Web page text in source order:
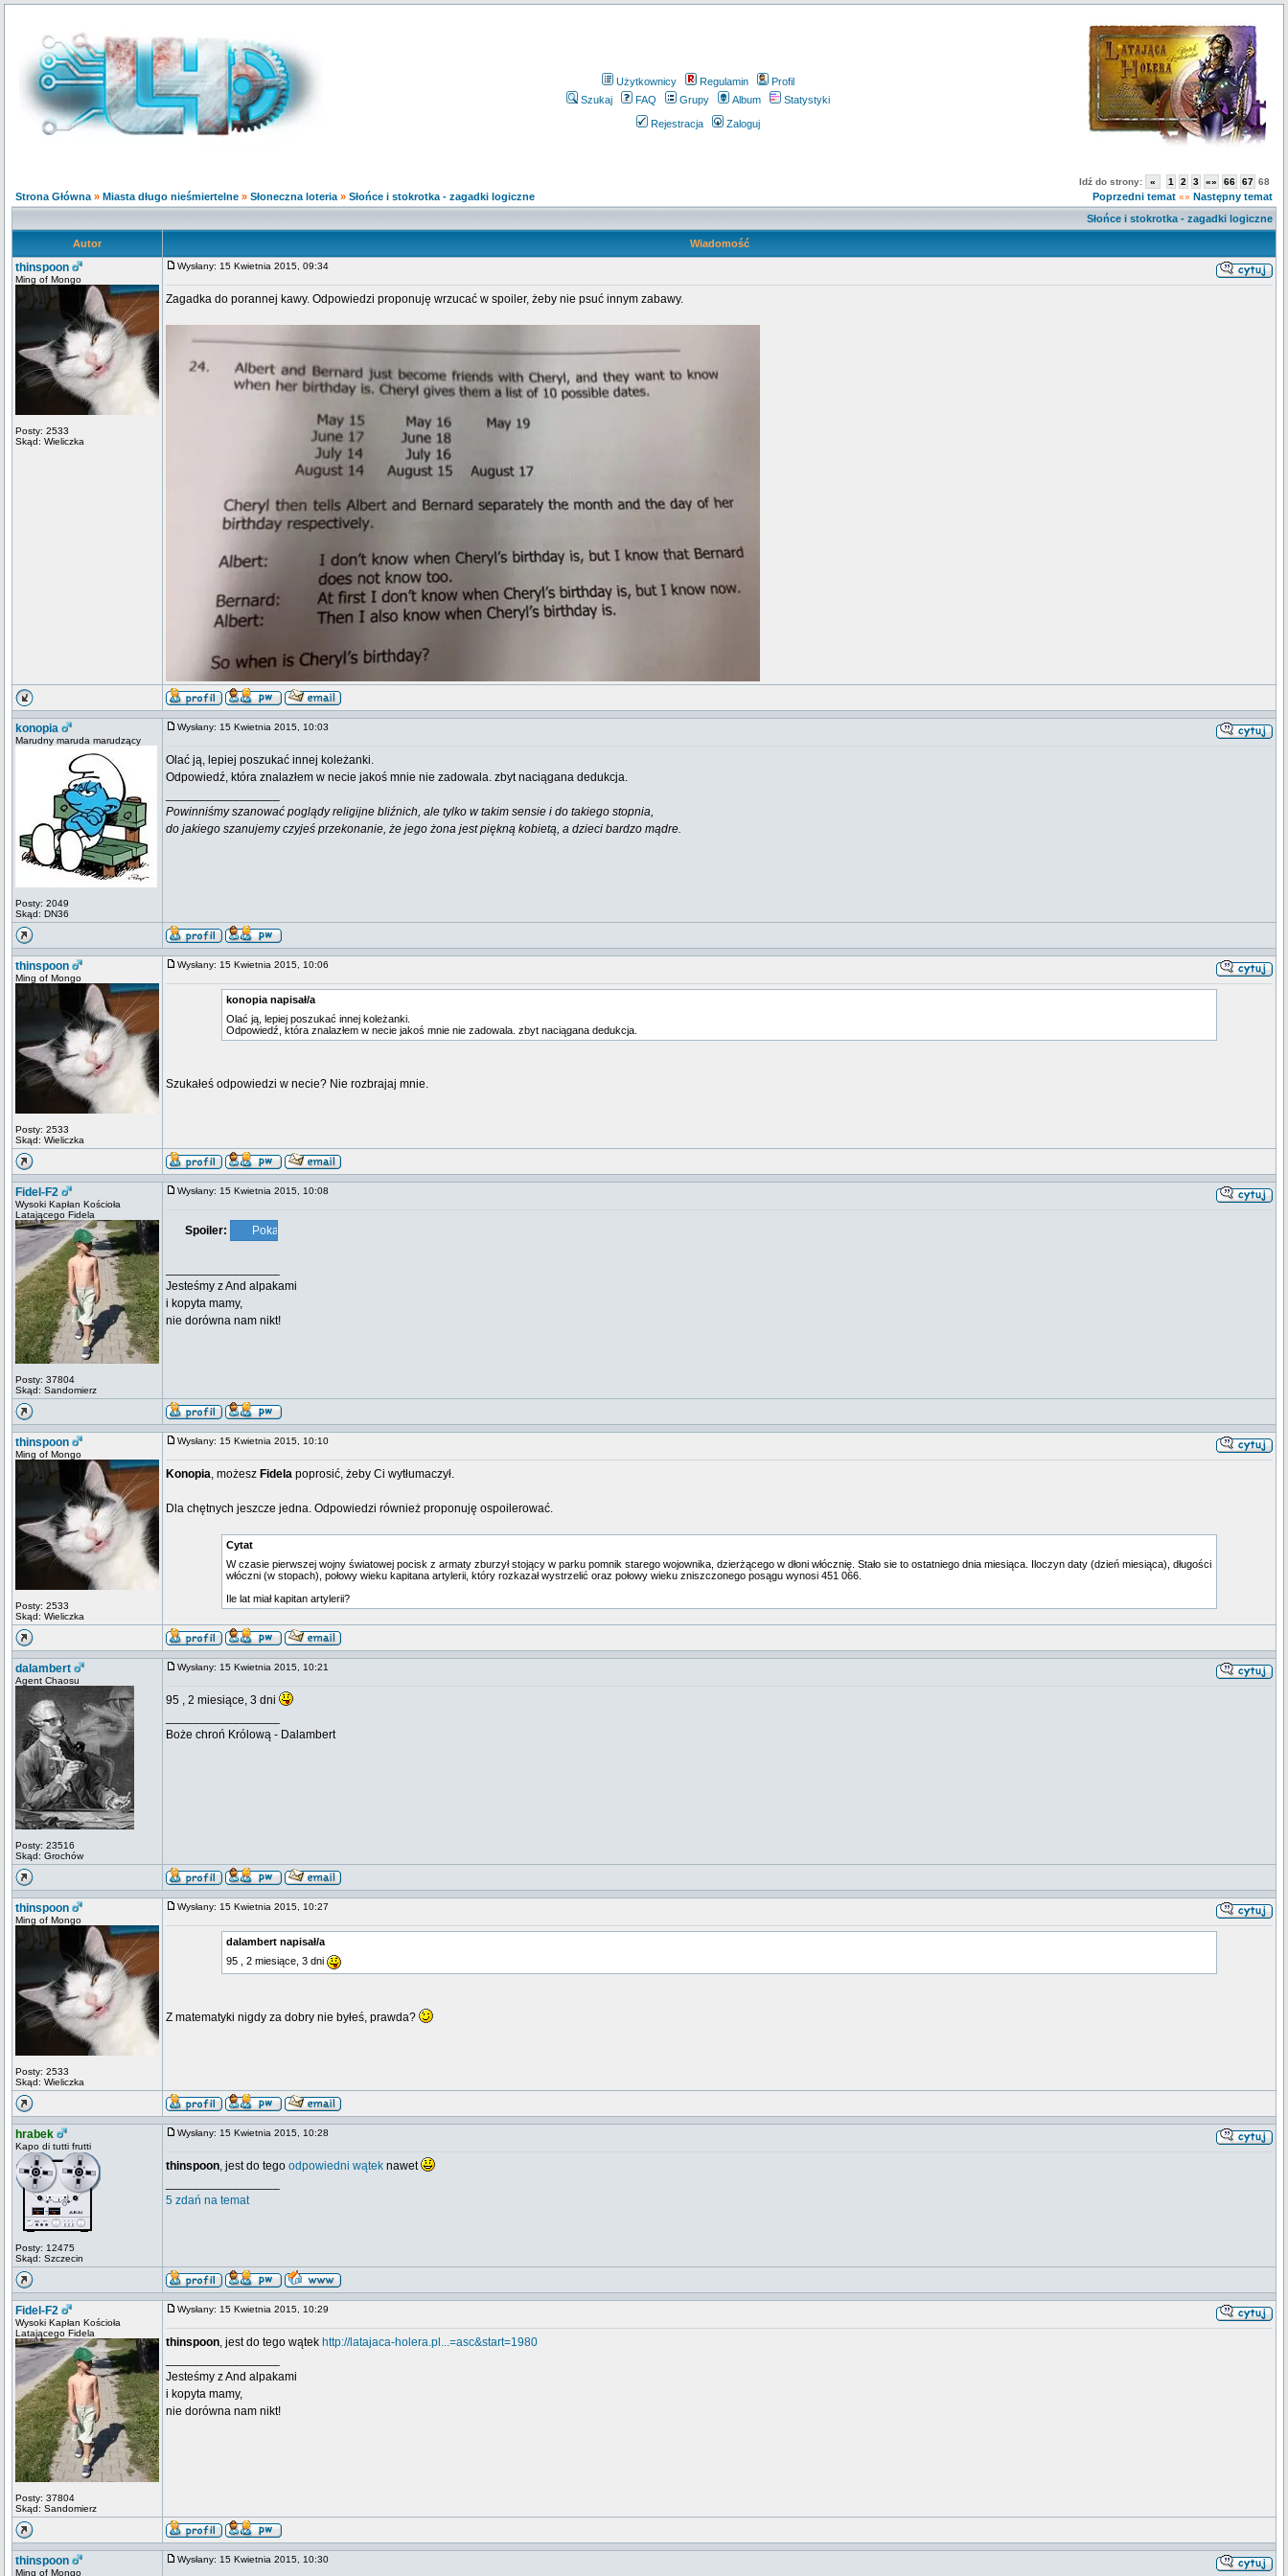
Użytkownicy Regulamin
Profil
Szukaj
FAQ Grupy Album Statystyki
Rejestracja Zaloguj
Strona Główna » Miasta długo nieśmiertelne » Słoneczna loteria » Słońce i stokrotka - zagadki logiczne
Idź do strony: « 1 2 3 «» 66 67 68
Poprzedni temat «» Następny temat
Słońce i stokrotka - zagadki logiczne
Autor Wiadomość
thinspoon
Ming of Mongo
Posty: 2533
Skąd: Wieliczka
Wysłany: 15 Kwietnia 2015, 09:34
Zagadka do porannej kawy. Odpowiedzi proponuję wrzucać w spoiler, żeby nie psuć innym zabawy.
konopia
Marudny maruda marudzący
Posty: 2049
Skąd: DN36
Wysłany: 15 Kwietnia 2015, 10:03
Olać ją, lepiej poszukać innej koleżanki.
Odpowiedź, która znalazłem w necie jakoś mnie nie zadowala. zbyt naciągana dedukcja.
Powinniśmy szanować poglądy religijne bliźnich, ale tylko w takim sensie i do takiego stopnia,
do jakiego szanujemy czyjeś przekonanie, że jego żona jest piękną kobietą, a dzieci bardzo mądre.
thinspoon
Ming of Mongo
Posty: 2533
Skąd: Wieliczka
Wysłany: 15 Kwietnia 2015, 10:06
konopia napisał/a
Olać ją, lepiej poszukać innej koleżanki.
Odpowiedź, która znalazłem w necie jakoś mnie nie zadowala. zbyt naciągana dedukcja.
Szukałeś odpowiedzi w necie? Nie rozbrajaj mnie.
Fidel-F2
Wysoki Kapłan Kościoła
Latającego Fidela
Posty: 37804
Skąd: Sandomierz
Wysłany: 15 Kwietnia 2015, 10:08
Spoiler:
Jesteśmy z And alpakami
i kopyta mamy,
nie dorówna nam nikt!
thinspoon
Ming of Mongo
Posty: 2533
Skąd: Wieliczka
Wysłany: 15 Kwietnia 2015, 10:10
Konopia, możesz Fidela poprosić, żeby Ci wytłumaczył.
Dla chętnych jeszcze jedna. Odpowiedzi również proponuję ospoilerować.
Cytat
W czasie pierwszej wojny światowej pocisk z armaty zburzył stojący w parku pomnik starego wojownika, dzierżącego w dłoni włócznię. Stało sie to ostatniego dnia miesiąca. Iloczyn daty (dzień miesiąca), długości
włóczni (w stopach), połowy wieku kapitana artylerii, który rozkazał wystrzelić oraz połowy wieku zniszczonego posągu wynosi 451 066.
Ile lat miał kapitan artylerii?
dalambert
Agent Chaosu
Posty: 23516
Skąd: Grochów
Wysłany: 15 Kwietnia 2015, 10:21
95 , 2 miesiące, 3 dni
Boże chroń Królową - Dalambert
thinspoon
Ming of Mongo
Posty: 2533
Skąd: Wieliczka
Wysłany: 15 Kwietnia 2015, 10:27
dalambert napisał/a
95 , 2 miesiące, 3 dni
Z matematyki nigdy za dobry nie byłeś, prawda?
hrabek
Kapo di tutti frutti
Posty: 12475
Skąd: Szczecin
Wysłany: 15 Kwietnia 2015, 10:28
thinspoon, jest do tego odpowiedni wątek nawet
5 zdań na temat
Fidel-F2
Wysoki Kapłan Kościoła
Latającego Fidela
Posty: 37804
Skąd: Sandomierz
Wysłany: 15 Kwietnia 2015, 10:29
thinspoon, jest do tego wątek http://latajaca-holera.pl...=asc&start=1980
Jesteśmy z And alpakami
i kopyta mamy,
nie dorówna nam nikt!
thinspoon
Ming of Mongo
Wysłany: 15 Kwietnia 2015, 10:30